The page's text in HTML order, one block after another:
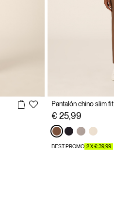
Pantalón chino slim fit
€ 25,99
BEST PROMO 2 X € 39,99